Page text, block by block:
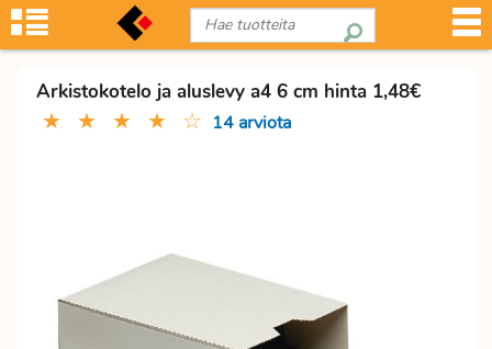
Arkistokotelo ja aluslevy a4 6 cm hinta 1,48€
★ ★ ★ ★ ☆ 14 arviota